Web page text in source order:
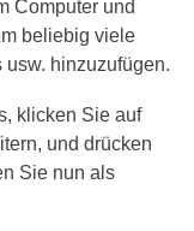
Computer und
beliebig viele
hinzuzufügen.
klicken Sie auf
und drücken
Sie nun als